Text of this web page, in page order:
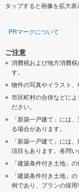
タップすると画像を拡大表
PRマークについて
ご注意
消費税および地方消費
す。
物件の写真やイラスト、
市区町村の合併などに
ださい。
「新築一戸建て」には
る場合があります。
「新築一戸建て」には
項目もあります。各問い
「建築条件付き土地」
「建築条件付き土地」
例であり、プランの採用